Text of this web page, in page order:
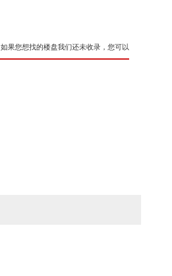
如果您想找的楼盘我们还未收录，您可以